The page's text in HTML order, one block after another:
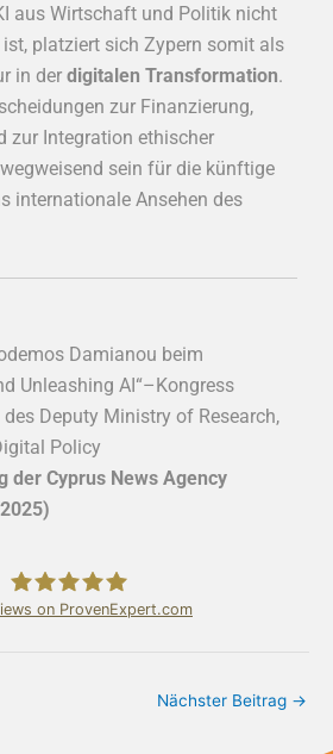
aus Wirtschaft und Politik nicht
platziert sich Zypern somit als
in der digitalen Transformation.
zur Finanzierung,
zur Integration ethischer
sein für die künftige
internationale Ansehen des
Damianou beim
Unleashing AI“–Kongress
Deputy Ministry of Research,
Policy
der Cyprus News Agency
on ProvenExpert.com
Nächster Beitrag →